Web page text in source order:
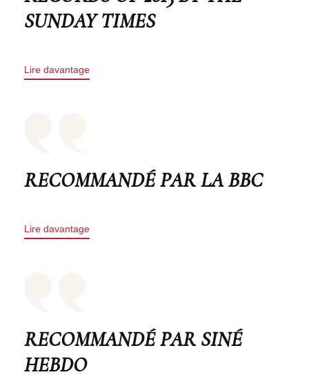
SUNDAY TIMES
Lire davantage
RECOMMANDÉ PAR LA BBC
Lire davantage
RECOMMANDÉ PAR SINÉ
HEBDO